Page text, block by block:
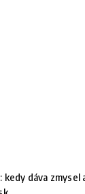
kedy dáva